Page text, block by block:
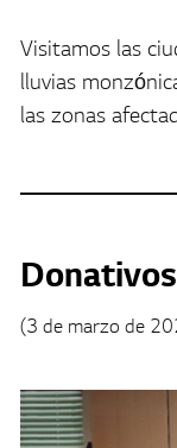
Visitamos las
lluvias
las zonas
(3 de marzo de